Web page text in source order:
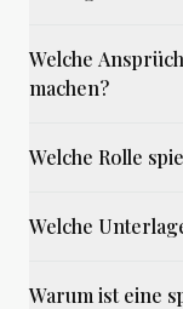
Welche
machen?
Welche Rolle
Welche
Warum ist eine